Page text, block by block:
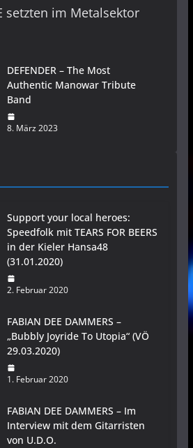
setzten im Metalsektor
DEFENDER – The Most
Authentic Manowar Tribute
Band
8. März 2023
Support your local heroes:
Speedfolk mit TEARS FOR BEERS
in der Kieler Hansa48
(31.01.2020)
2. Februar 2020
FABIAN DEE DAMMERS –
„Bubbly Joyride To Utopia“ (VÖ
29.03.2020)
1. Februar 2020
FABIAN DEE DAMMERS – Im
Interview mit dem Gitarristen
von U.D.O.